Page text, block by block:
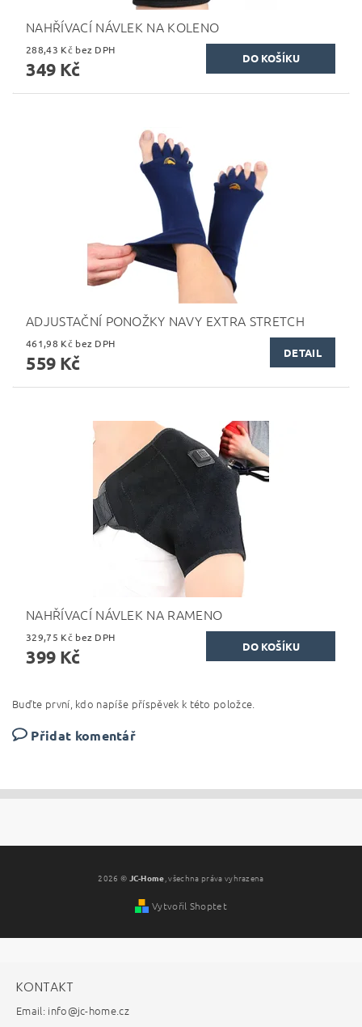
NAHŘÍVACÍ NÁVLEK NA KOLENO
288,43 Kč bez DPH
349 Kč
ADJUSTAČNÍ PONOŽKY NAVY EXTRA STRETCH
461,98 Kč bez DPH
559 Kč DETAIL
NAHŘÍVACÍ NÁVLEK NA RAMENO
329,75 Kč bez DPH
399 Kč
Buďte první, kdo napíše příspěvek k této položce.
Přidat komentář
2026 © JC-Home , všechna práva vyhrazena
Vytvořil Shoptet
KONTAKT
Email: info@jc-home.cz